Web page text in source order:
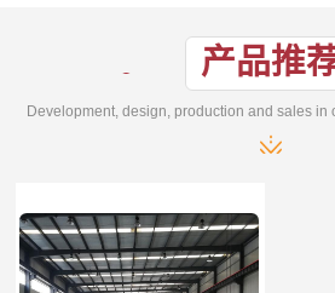
产品推